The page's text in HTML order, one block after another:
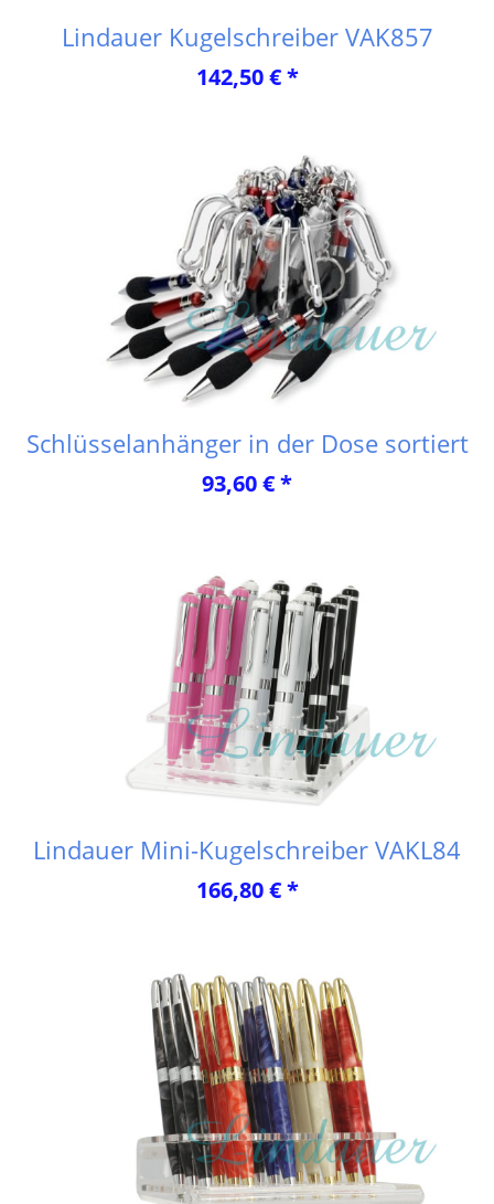
Lindauer Kugelschreiber VAK857
142,50 € *
Schlüsselanhänger in der Dose sortiert
93,60 € *
Lindauer Mini-Kugelschreiber VAKL84
166,80 € *